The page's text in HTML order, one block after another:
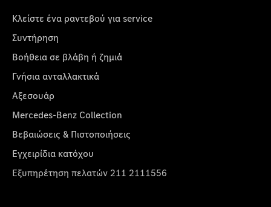
Κλείστε ένα ραντεβού για service
Συντήρηση
Βοήθεια σε βλάβη ή ζημιά
Γνήσια ανταλλακτικά
Αξεσουάρ
Mercedes-Benz Collection
Βεβαιώσεις & Πιστοποιήσεις
Εγχειρίδια κατόχου
Εξυπηρέτηση πελατών 211 2111556